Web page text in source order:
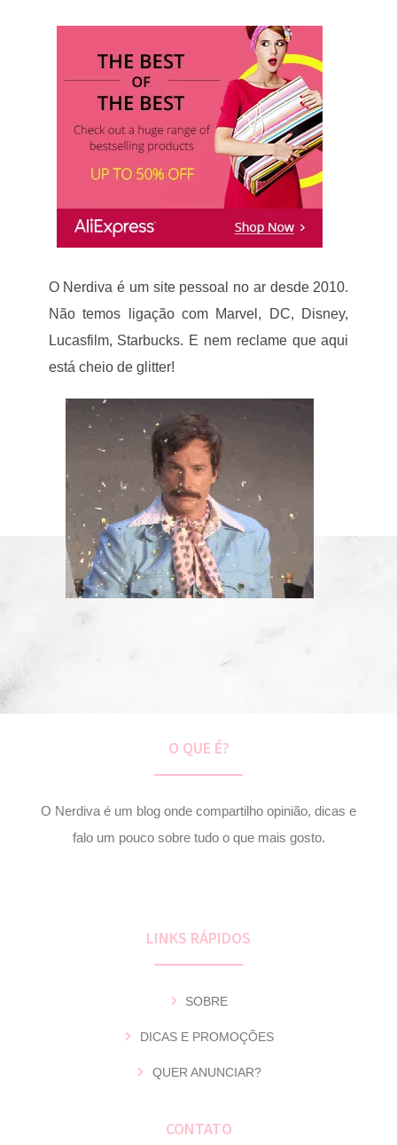
O Nerdiva é um site pessoal no ar desde 2010.
Não temos ligação com Marvel, DC, Disney,
Lucasfilm, Starbucks. E nem reclame que aqui
está cheio de glitter!
O QUE É?
O Nerdiva é um blog onde compartilho opinião, dicas e
falo um pouco sobre tudo o que mais gosto.
LINKS RÁPIDOS
SOBRE
DICAS E PROMOÇÕES
QUER ANUNCIAR?
CONTATO